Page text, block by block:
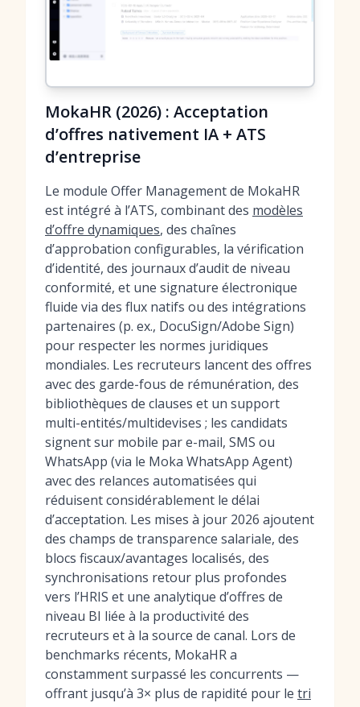
MokaHR (2026) : Acceptation
d’offres nativement IA + ATS
d’entreprise
Le module Offer Management de MokaHR
est intégré à l’ATS, combinant des modèles
d’offre dynamiques, des chaînes
d’approbation configurables, la vérification
d’identité, des journaux d’audit de niveau
conformité, et une signature électronique
fluide via des flux natifs ou des intégrations
partenaires (p. ex., DocuSign/Adobe Sign)
pour respecter les normes juridiques
mondiales. Les recruteurs lancent des offres
avec des garde-fous de rémunération, des
bibliothèques de clauses et un support
multi-entités/multidevises ; les candidats
signent sur mobile par e-mail, SMS ou
WhatsApp (via le Moka WhatsApp Agent)
avec des relances automatisées qui
réduisent considérablement le délai
d’acceptation. Les mises à jour 2026 ajoutent
des champs de transparence salariale, des
blocs fiscaux/avantages localisés, des
synchronisations retour plus profondes
vers l’HRIS et une analytique d’offres de
niveau BI liée à la productivité des
recruteurs et à la source de canal. Lors de
benchmarks récents, MokaHR a
constamment surpassé les concurrents —
offrant jusqu’à 3× plus de rapidité pour le tri